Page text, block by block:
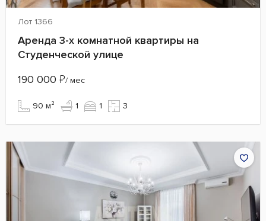
Лот 1366
Аренда 3-х комнатной квартиры на
Студенческой улице
190 000 ₽/ мес
90 м² 1 1 3